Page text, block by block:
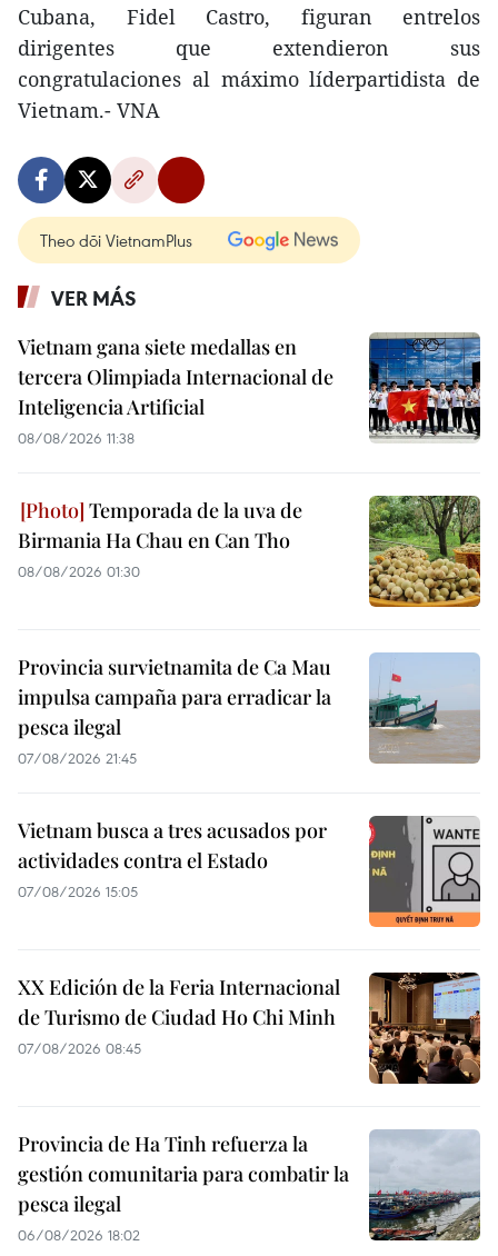
Cubana, Fidel Castro, figuran entrelos
dirigentes que extendieron sus
congratulaciones al máximo líderpartidista de
Vietnam.- VNA
Theo dõi VietnamPlus
VER MÁS
Vietnam gana siete medallas en
tercera Olimpiada Internacional de
Inteligencia Artificial
08/08/2026 11:38
Temporada de la uva de
Birmania Ha Chau en Can Tho
08/08/2026 01:30
Provincia survietnamita de Ca Mau
impulsa campaña para erradicar la
pesca ilegal
07/08/2026 21:45
Vietnam busca a tres acusados por
actividades contra el Estado
07/08/2026 15:05
XX Edición de la Feria Internacional
de Turismo de Ciudad Ho Chi Minh
07/08/2026 08:45
Provincia de Ha Tinh refuerza la
gestión comunitaria para combatir la
pesca ilegal
06/08/2026 18:02